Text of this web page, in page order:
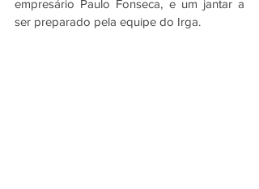
empresário Paulo Fonseca, e um jantar a
ser preparado pela equipe do Irga.